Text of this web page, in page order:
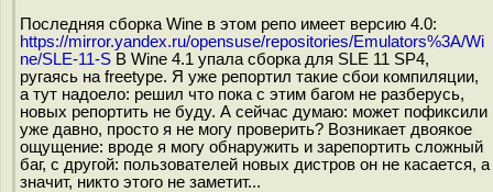
Последняя сборка Wine в этом репо имеет версию 4.0:
https://mirror.yandex.ru/opensuse/repositories/Emulators%3A/Wi
ne/SLE-11-S В Wine 4.1 упала сборка для SLE 11 SP4,
ругаясь на freetype. Я уже репортил такие сбои компиляции,
а тут надоело: решил что пока с этим багом не разберусь,
новых репортить не буду. А сейчас думаю: может пофиксили
уже давно, просто я не могу проверить? Возникает двоякое
ощущение: вроде я могу обнаружить и зарепортить сложный
баг, с другой: пользователей новых дистров он не касается, а
значит, никто этого не заметит...